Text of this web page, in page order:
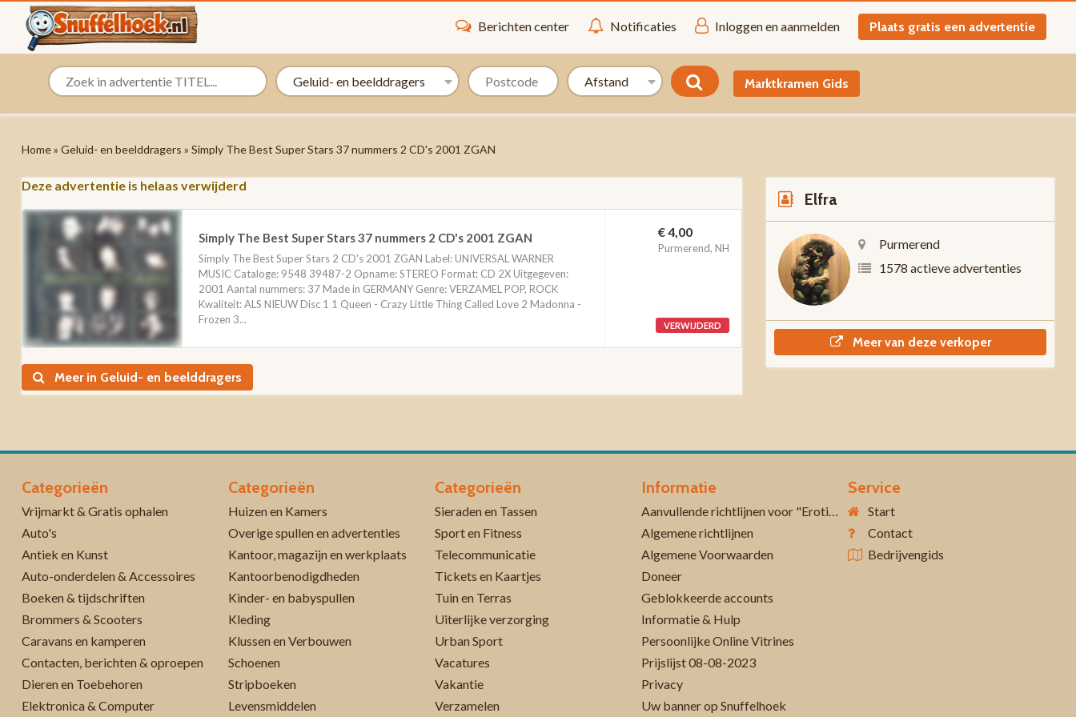
Berichten center Notificaties Inloggen en aanmelden Plaats gratis een advertentie
Marktkramen Gids
Home» Geluid- en beelddragers » Simply The Best Super Stars 37 nummers 2 CD's 2001 ZGAN
Deze advertentie is helaas verwijderd
Simply The Best Super Stars 37 nummers 2 CD's 2001 ZGAN
Simply The Best Super Stars 2 CD's 2001 ZGAN Label: UNIVERSAL WARNER
MUSIC Cataloge: 9548 39487-2 Opname: STEREO Format: CD 2X Uitgegeven:
2001 Aantal nummers: 37 Made in GERMANY Genre: VERZAMEL POP, ROCK
Kwaliteit: ALS NIEUW Disc 1 1 Queen - Crazy Little Thing Called Love 2 Madonna -
Frozen 3...
€ 4,00
Purmerend, NH
VERWIJDERD
Meer in Geluid- en beelddragers
Elfra
Purmerend
1578 actieve advertenties
Meer van deze verkoper
Categorieën
Vrijmarkt & Gratis ophalen
Auto's
Antiek en Kunst
Auto-onderdelen & Accessoires
Boeken & tijdschriften
Brommers & Scooters
Caravans en kamperen
Contacten, berichten & oproepen
Dieren en Toebehoren
Elektronica & Computer
Categorieën
Huizen en Kamers
Overige spullen en advertenties
Kantoor, magazijn en werkplaats
Kantoorbenodigdheden
Kinder- en babyspullen
Kleding
Klussen en Verbouwen
Schoenen
Stripboeken
Levensmiddelen
Categorieën
Sieraden en Tassen
Sport en Fitness
Telecommunicatie
Tickets en Kaartjes
Tuin en Terras
Uiterlijke verzorging
Urban Sport
Vacatures
Vakantie
Verzamelen
Informatie
Aanvullende richtlijnen voor "Erotiek 18+"
Algemene richtlijnen
Algemene Voorwaarden
Doneer
Geblokkeerde accounts
Informatie & Hulp
Persoonlijke Online Vitrines
Prijslijst 08-08-2023
Privacy
Uw banner op Snuffelhoek
Service
Start
Contact
Bedrijvengids